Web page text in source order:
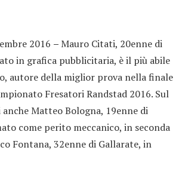
2016 –Mauro Citati, 20enne di
in grafica pubblicitaria, è il più abile
autore della miglior prova nella finale
Fresatori Randstad 2016. Sul
Matteo Bologna, 19enne di
come perito meccanico, in seconda
Fontana, 32enne di Gallarate, in